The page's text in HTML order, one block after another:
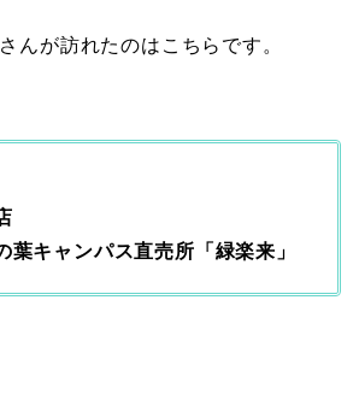
んが訪れたのはこちらです。
葉キャンパス直売所「緑楽来」